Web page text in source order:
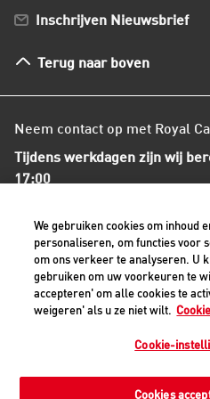
Inschrijven Nieuwsbrief
Terug naar boven
Verzenden
Algemene voorwaarden
Neem contact op met Royal
Tijdens werkdagen zijn wij
17:00
+31(0)413-318418
Contact met ons opnemen
Veilige betaalmethoden - alle
We gebruiken cookies om inhoud
personaliseren, om functies voor
om ons verkeer te analyseren. U
gebruiken om uw voorkeuren te
accepteren' om alle cookies te
weigeren' als u ze niet wilt.
Cookie-
Cookies